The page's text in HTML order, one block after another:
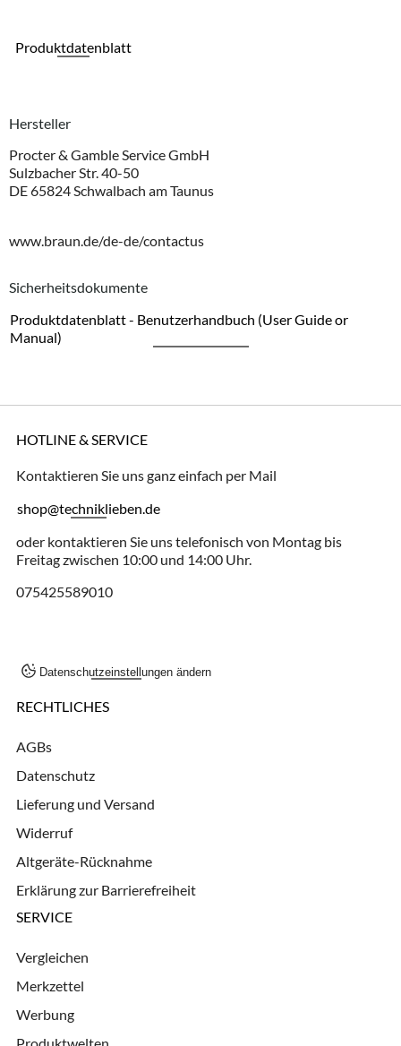
Produktdatenblatt
Hersteller
Procter & Gamble Service GmbH
Sulzbacher Str. 40-50
DE 65824 Schwalbach am Taunus
www.braun.de/de-de/contactus
Sicherheitsdokumente
Produktdatenblatt - Benutzerhandbuch (User Guide or
Manual)
HOTLINE & SERVICE
Kontaktieren Sie uns ganz einfach per Mail
shop@techniklieben.de
oder kontaktieren Sie uns telefonisch von Montag bis
Freitag zwischen 10:00 und 14:00 Uhr.
075425589010
Datenschutzeinstellungen ändern
RECHTLICHES
AGBs
Datenschutz
Lieferung und Versand
Widerruf
Altgeräte-Rücknahme
Erklärung zur Barrierefreiheit
SERVICE
Vergleichen
Merkzettel
Werbung